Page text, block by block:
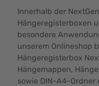
Innerhalb der
Hängeregisterboxen
besondere
unserem Onlineshop
Hängeregisterbox
Hängemappen,
sowie DIN-A4-Ordner